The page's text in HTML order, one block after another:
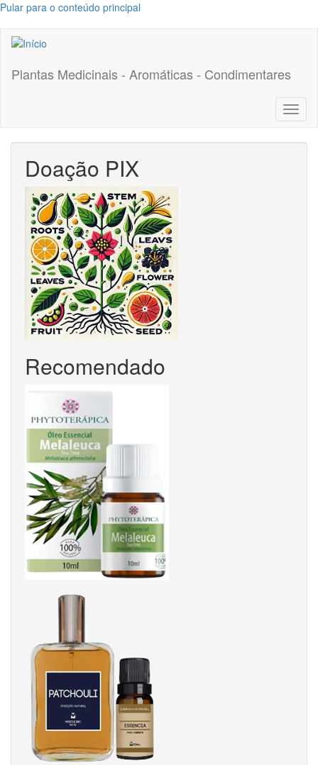
Pular para o conteúdo principal
Plantas Medicinais - Aromáticas - Condimentares
Doação PIX
Recomendado